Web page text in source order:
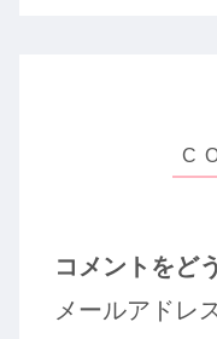
コメントをど
メールアドレ